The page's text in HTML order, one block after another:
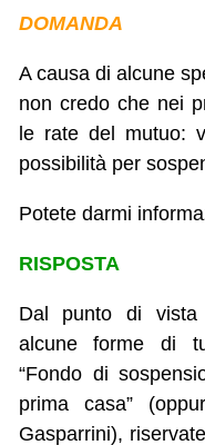
DOMANDA
A causa di alcune
non credo che nei
le rate del mutuo:
possibilità per
Potete darmi
RISPOSTA
Dal punto di vista
alcune forme di
“Fondo di
prima casa”
Gasparrini),